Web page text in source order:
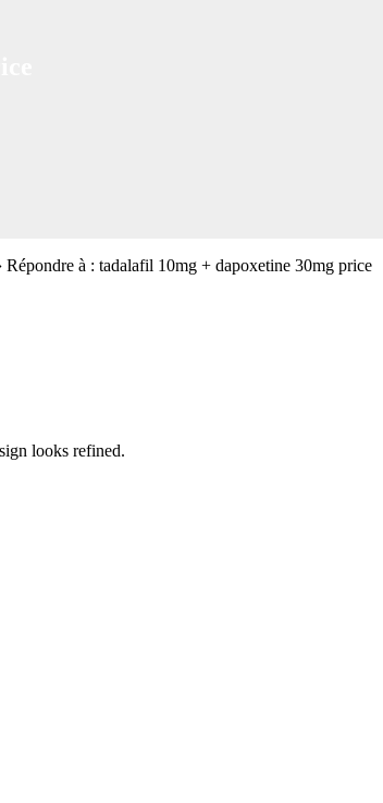
Répondre à : tadalafil 10mg + dapoxetine 30mg price
looks refined.